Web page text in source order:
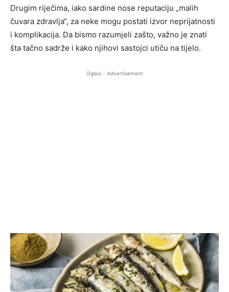
Drugim riječima, iako sardine nose reputaciju „malih
čuvara zdravlja“, za neke mogu postati izvor neprijatnosti
i komplikacija. Da bismo razumjeli zašto, važno je znati
šta tačno sadrže i kako njihovi sastojci utiču na tijelo.
Oglasi - Advertisement